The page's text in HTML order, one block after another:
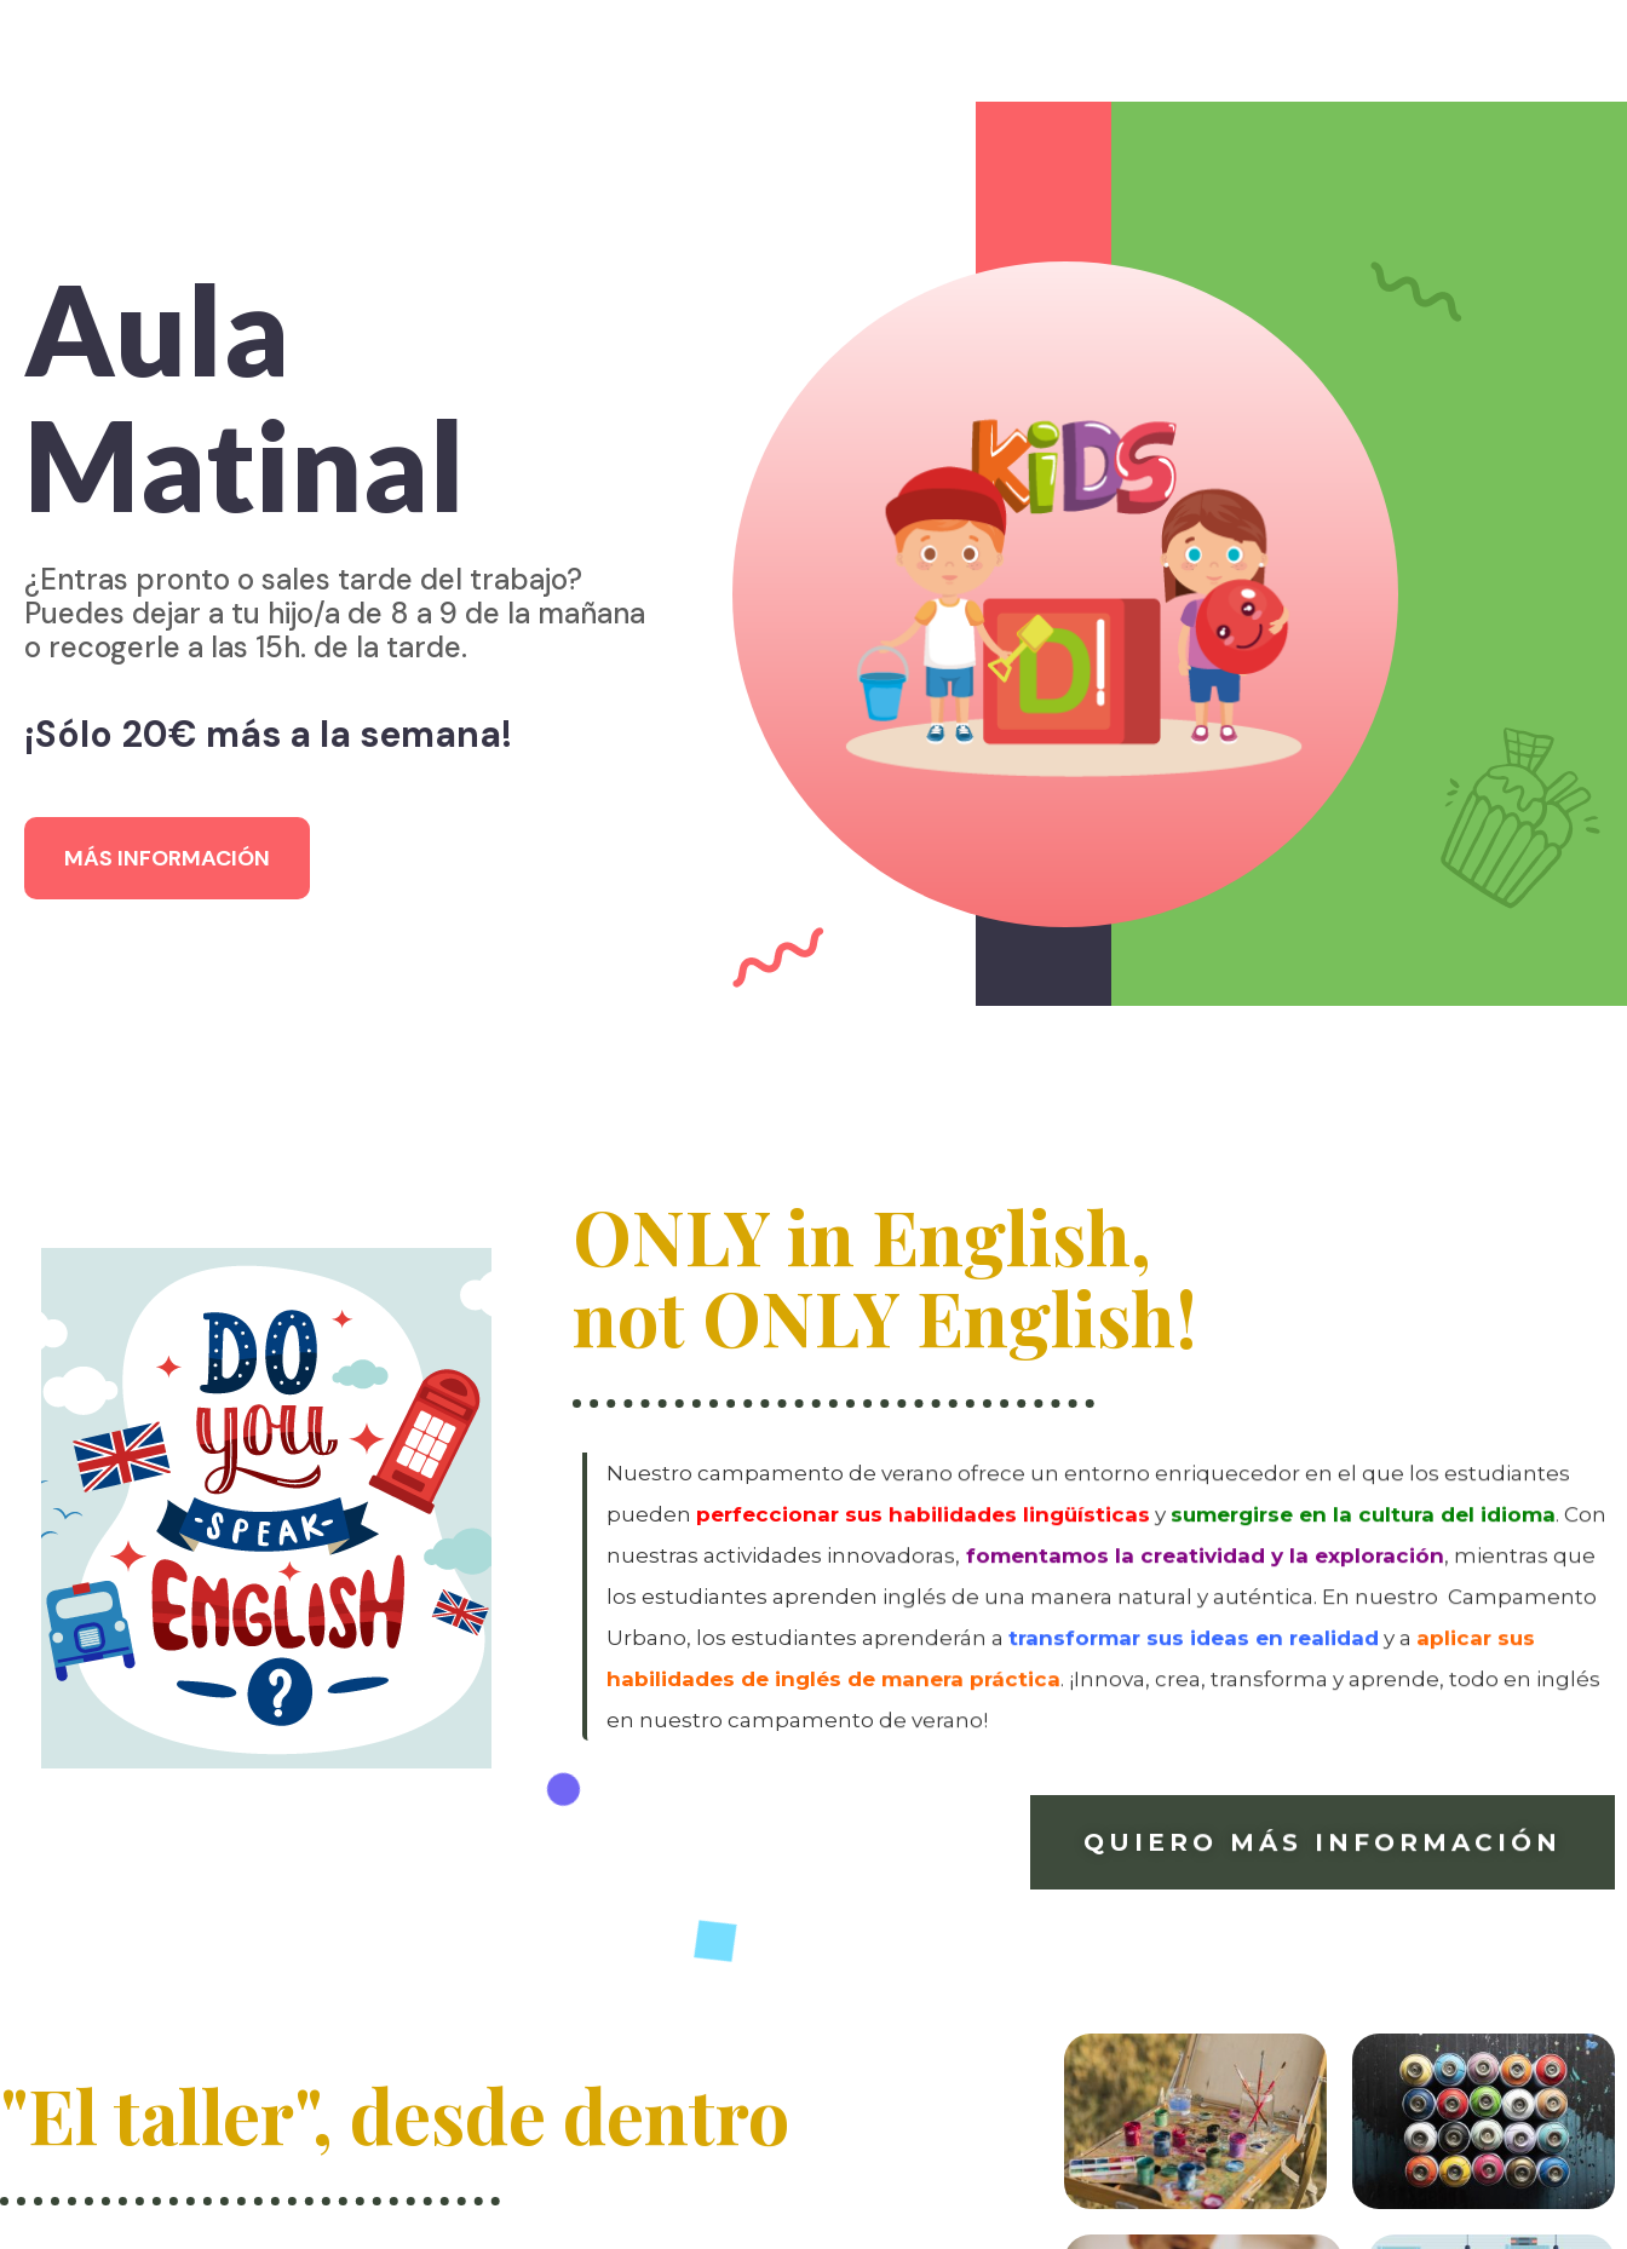
Aula
Matinal
¿Entras pronto o sales tarde del trabajo?
Puedes dejar a tu hijo/a de 8 a 9 de la mañana
o recogerle a las 15h. de la tarde.
¡Sólo 20€ más a la semana!
MÁS INFORMACIÓN
ONLY in English,
not ONLY English!
Nuestro campamento de verano ofrece un entorno enriquecedor en el que los estudiantes
pueden perfeccionar sus habilidades lingüísticas y sumergirse en la cultura del idioma . Con
nuestras actividades innovadoras, fomentamos la creatividad y la exploración , mientras que
los estudiantes aprenden inglés de una manera natural y auténtica. En nuestro Campamento
Urbano, los estudiantes aprenderán atransformar sus ideas en realidad y a aplicar sus
habilidades de inglés de manera práctica . ¡Innova, crea, transforma y aprende, todo en inglés
en nuestro campamento de verano!
QUIERO MÁS INFORMACIÓN
"El taller", desde dentro